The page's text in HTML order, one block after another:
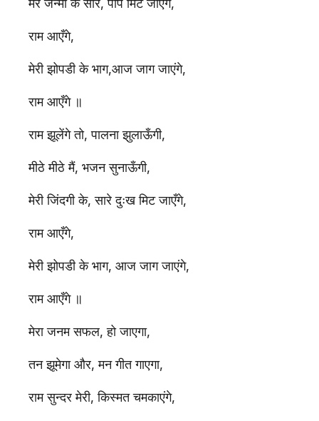
मेरे जन्मो के सारे, पाप मिट जाएंगे,
राम आएँगे,
मेरी झोपडी के भाग,आज जाग जाएंगे,
राम आएँगे ॥
राम झूलेंगे तो, पालना झुलाऊँगी,
मीठे मीठे मैं, भजन सुनाऊँगी,
मेरी जिंदगी के, सारे दुःख मिट जाएँगे,
राम आएँगे,
मेरी झोपडी के भाग, आज जाग जाएंगे,
राम आएँगे ॥
मेरा जनम सफल, हो जाएगा,
तन झूमेगा और, मन गीत गाएगा,
राम सुन्दर मेरी, किस्मत चमकाएंगे,